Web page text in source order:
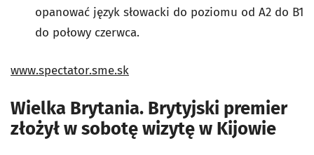
opanować język słowacki do poziomu od A2 do B1
do połowy czerwca.
www.spectator.sme.sk
Wielka Brytania. Brytyjski premier
złożył w sobotę wizytę w Kijowie